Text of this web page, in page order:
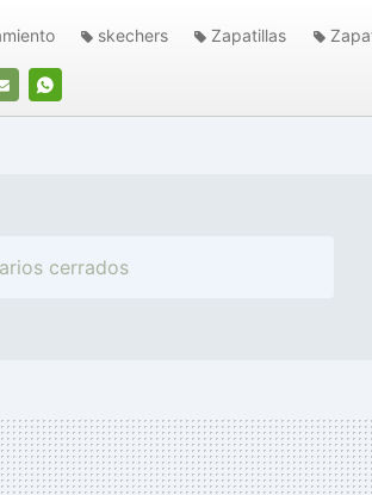
WHATSAPP
skechers Zapatillas
cerrados